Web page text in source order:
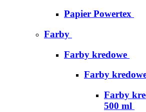
Papier Powertex
Farby
Farby kredowe
Farby
Farby
500 ml